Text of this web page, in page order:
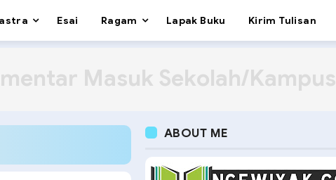
Esai Ragam Lapak Buku Kirim Tulisan
Masuk Sekolah/Kampus
ABOUT ME